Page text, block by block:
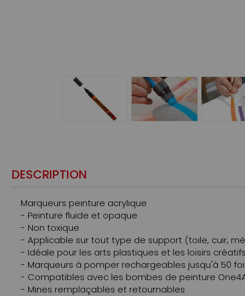
DESCRIPTION
Marqueurs peinture acrylique
- Peinture fluide et opaque
- Non toxique
- Applicable sur tout type de support (toile, cuir,
- Idéale pour les arts plastiques et les loisirs
- Marqueurs à pomper rechargeables jusqu'à 50
- Compatibles avec les bombes de peinture
- Mines remplaçables et retournables